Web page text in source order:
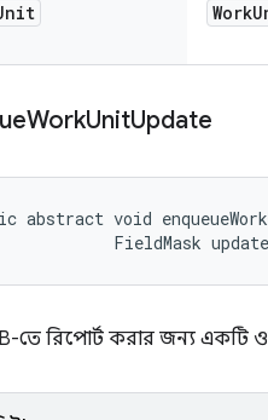
Work
WorkUnitUpdate
abstract void
FieldMask
তে রিপোর্ট করার জন্য